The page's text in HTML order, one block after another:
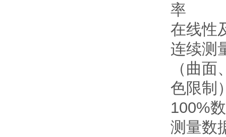
率
在线性
连续测
（曲
色限制
100%
测量数